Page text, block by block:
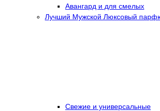
Авангард и для смелых
Лучший Мужской Люксовый
Свежие и универсальные